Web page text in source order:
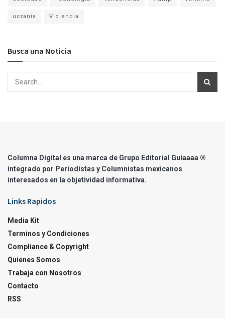
ucrania Violencia
Busca una Noticia
Columna Digital es una marca de Grupo Editorial Guíaaaa ®
integrado por Periodistas y Columnistas mexicanos
interesados en la objetividad informativa.
Links Rapidos
Media Kit
Terminos y Condiciones
Compliance & Copyright
Quienes Somos
Trabaja con Nosotros
Contacto
RSS